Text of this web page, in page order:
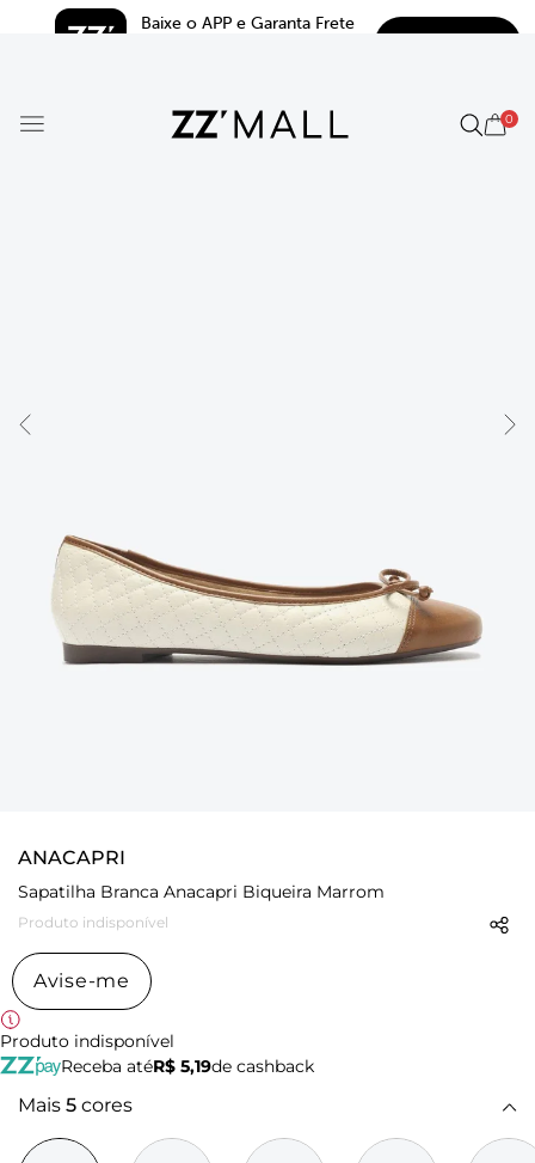
Baixe o APP e Garanta Frete
0
ANACAPRI
Sapatilha Branca Anacapri Biqueira Marrom
Produto indisponível
Avise-me
Produto indisponível
Receba atéR$ 5,19de cashback
Mais 5 cores